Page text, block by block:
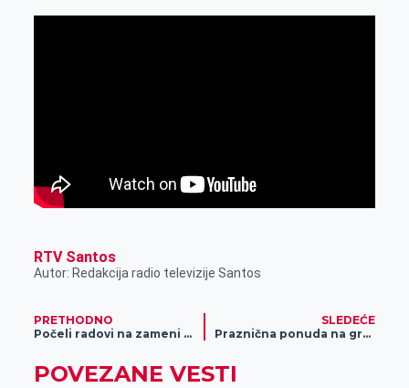
RTV Santos
Autor: Redakcija radio televizije Santos
PRETHODNO
Počeli radovi na zameni železničkog mosta u Zrenjaninu, nova konstrukcija, pešačke i prilazne staze, rasveta
SLEDEĆE
Praznična ponuda na gradskim pijacama- Od badnjaka do gotovih kolača
POVEZANE VESTI